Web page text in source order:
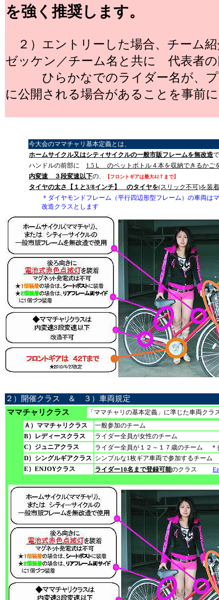
を強く推奨します。
２）エントリーした場合、チーム
ゼッケン／チーム名と共に 代表者の
ひらかなでのライダー名が、プ
に公開される場合があることを事前
今大会のママチャリ基本定義とは、
ホームサイクル又はシティサイクルの一般市販フレームを無改造
ハンドルの前部に 1.5Ｌ のペットボトル４本を収納できるかご
内変速 ３段変速以下の、 【フロントギアは最大42Ｔまで】
タイヤの太さ【１と3/8インチ】 のタイヤを(スリック不可)を装着
＊ダイヤモンドフレーム（平行四辺形型フレーム）の車両は
改造クラスとします
２）開催クラス ＆ ３）車両規定
ママチャリクラス
「ママチャリの基本定義」に準じた車両クラ
Ａ）ママチャリクラス
一般参加のチーム
B）レディースクラス
ライダー全員が女性のチーム
C）ジュニアクラス
ライダー全員が１２～１７歳のチーム
D）シングルギアクラス シンプルな1枚ギア車両で参加するチーム
E）ENJOYクラス
ライダー10名まで登録可能のクラス